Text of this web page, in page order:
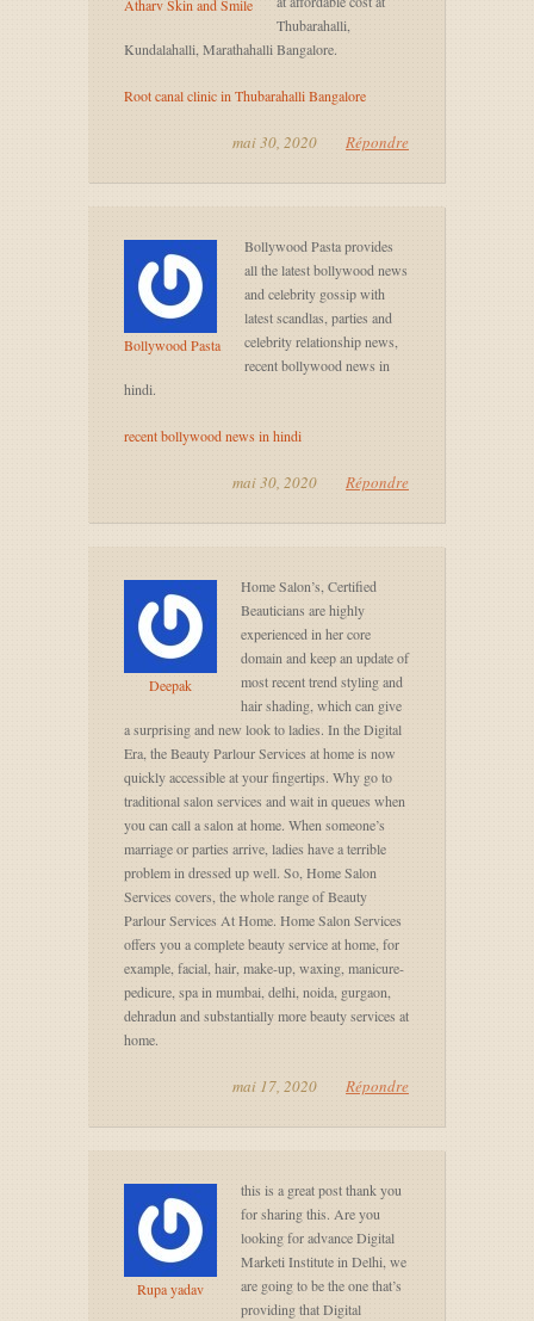
Atharv Skin and Smile
Thubarahalli,
Kundalahalli, Marathahalli Bangalore.
Root canal clinic in Thubarahalli Bangalore
mai 30, 2020 Répondre
Bollywood Pasta
Bollywood Pasta provides
all the latest bollywood news
and celebrity gossip with
latest scandlas, parties and
celebrity relationship news,
recent bollywood news in
hindi.
recent bollywood news in hindi
mai 30, 2020 Répondre
Deepak
Home Salon’s, Certified
Beauticians are highly
experienced in her core
domain and keep an update of
most recent trend styling and
hair shading, which can give
a surprising and new look to ladies. In the Digital
Era, the Beauty Parlour Services at home is now
quickly accessible at your fingertips. Why go to
traditional salon services and wait in queues when
you can call a salon at home. When someone’s
marriage or parties arrive, ladies have a terrible
problem in dressed up well. So, Home Salon
Services covers, the whole range of Beauty
Parlour Services At Home. Home Salon Services
offers you a complete beauty service at home, for
example, facial, hair, make-up, waxing, manicure-
pedicure, spa in mumbai, delhi, noida, gurgaon,
dehradun and substantially more beauty services at
home.
mai 17, 2020 Répondre
Rupa yadav
this is a great post thank you
for sharing this. Are you
looking for advance Digital
Marketi Institute in Delhi, we
are going to be the one that’s
providing that Digital